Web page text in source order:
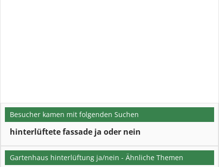
Besucher kamen mit folgenden Suchen
hinterlüftete fassade ja oder nein
Gartenhaus hinterlüftung ja/nein - Ähnliche Themen